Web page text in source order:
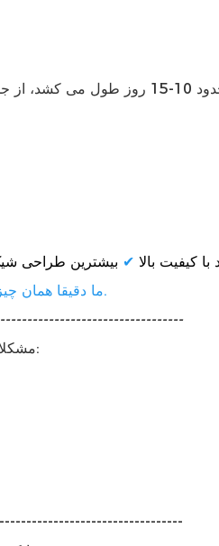
جمله
با کیفیت بالا ✔ بیشترین طراحی
ما دقیقا همان چیزی را که شما نیاز دارید تامین می کنیم.
مشکلات دیگری وجود دارد که در زیر ذکر شده است: